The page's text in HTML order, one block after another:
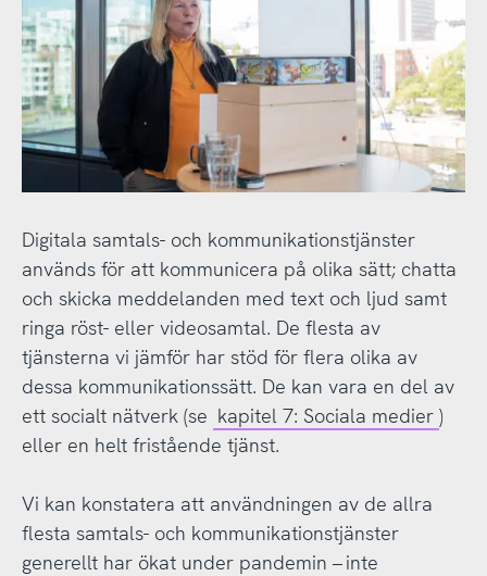
Digitala samtals- och kommunikationstjänster
används för att kommunicera på olika sätt; chatta
och skicka meddelanden med text och ljud samt
ringa röst- eller videosamtal. De flesta av
tjänsterna vi jämför har stöd för flera olika av
dessa kommunikationssätt. De kan vara en del av
ett socialt nätverk (se kapitel 7: Sociala medier )
eller en helt fristående tjänst.
Vi kan konstatera att användningen av de allra
flesta samtals- och kommunikationstjänster
generellt har ökat under pandemin – inte